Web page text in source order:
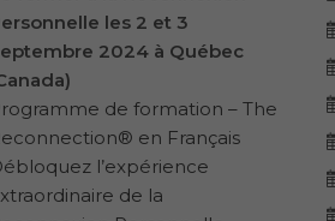
les 2 et 3
2024 à Québec
de formation – The
en Français
l’expérience
de la